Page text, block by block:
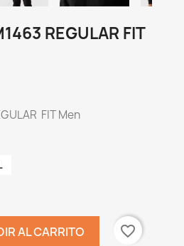
REGULAR FIT
FIT Men
AL CARRITO favorite_border